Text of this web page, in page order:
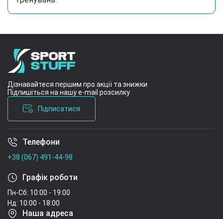
Дізнавайтеся першим про акції та знижки
Підпишіться на нашу e-mail розсилку
Підписатися
Умови угоди
Телефони
+38 (067) 491-44-98
Графік роботи
Пн-Сб: 10:00 - 19:00
Нд: 10:00 - 18:00
Наша адреса